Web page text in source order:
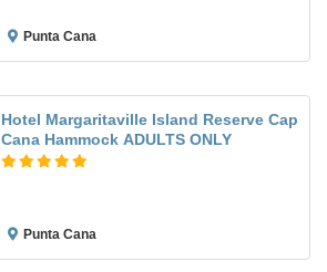
Punta Cana
Hotel Margaritaville Island Reserve Cap
Cana Hammock ADULTS ONLY
Punta Cana